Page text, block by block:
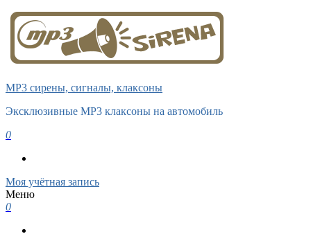
MP3 сирены, сигналы, клаксоны
Эксклюзивные MP3 клаксоны на автомобиль
0
Моя учётная запись
Меню
0